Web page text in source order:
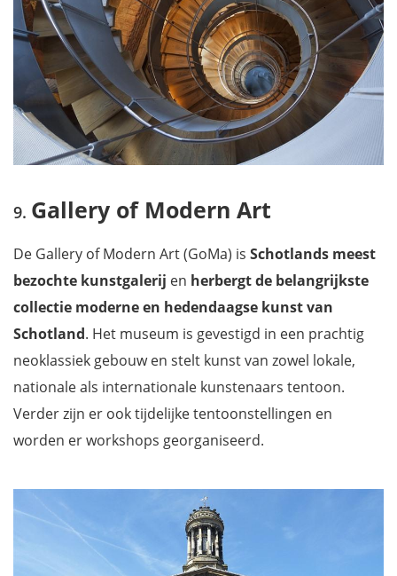
Gallery of Modern Art
De Gallery of Modern Art (GoMa) is Schotlands meest
bezochte kunstgalerij en herbergt de belangrijkste
collectie moderne en hedendaagse kunst van
Schotland. Het museum is gevestigd in een prachtig
neoklassiek gebouw en stelt kunst van zowel lokale,
nationale als internationale kunstenaars tentoon.
Verder zijn er ook tijdelijke tentoonstellingen en
worden er workshops georganiseerd.